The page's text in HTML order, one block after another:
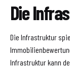
Die
Die Infrastruktur
Infrastruktur kann